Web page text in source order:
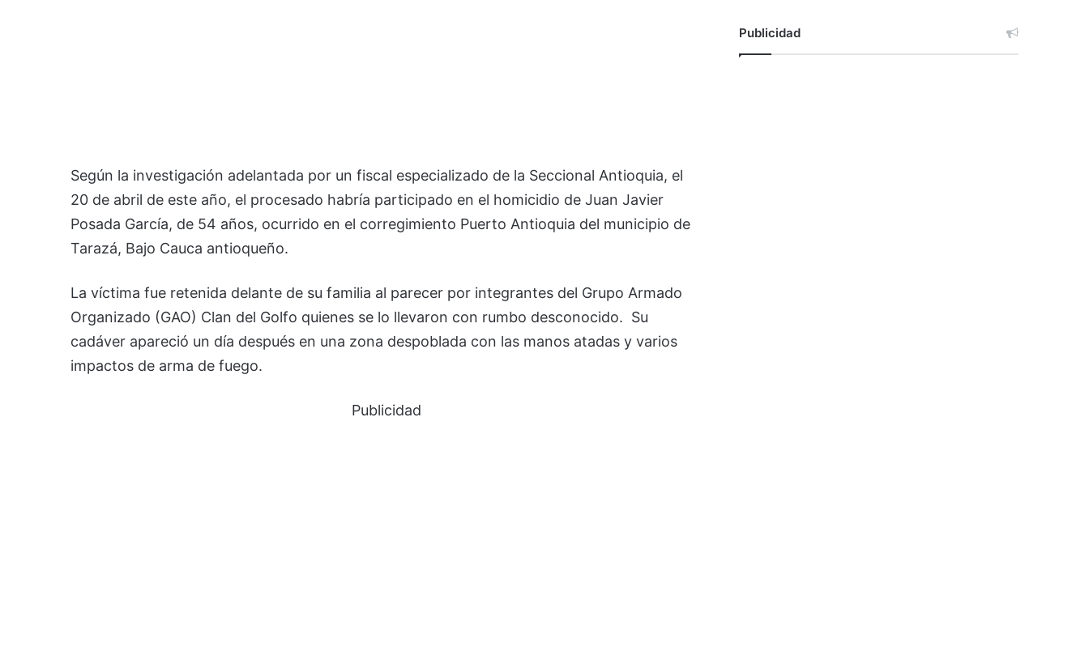
Según la investigación adelantada por un fiscal especializado de la Seccional Antioquia, el
20 de abril de este año, el procesado habría participado en el homicidio de Juan Javier
Posada García, de 54 años, ocurrido en el corregimiento Puerto Antioquia del municipio de
Tarazá, Bajo Cauca antioqueño.
La víctima fue retenida delante de su familia al parecer por integrantes del Grupo Armado
Organizado (GAO) Clan del Golfo quienes se lo llevaron con rumbo desconocido. Su
cadáver apareció un día después en una zona despoblada con las manos atadas y varios
impactos de arma de fuego.
Publicidad
Publicidad